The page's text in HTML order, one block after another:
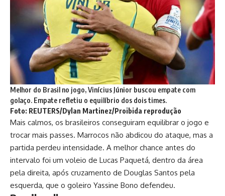
Melhor do Brasil no jogo, Vinícius Júnior buscou empate com
golaço. Empate refletiu o equilíbrio dos dois times.
Foto: REUTERS/Dylan Martinez/Proibida reprodução
Mais calmos, os brasileiros conseguiram equilibrar o jogo e
trocar mais passes. Marrocos não abdicou do ataque, mas a
partida perdeu intensidade. A melhor chance antes do
intervalo foi um voleio de Lucas Paquetá, dentro da área
pela direita, após cruzamento de Douglas Santos pela
esquerda, que o goleiro Yassine Bono defendeu.